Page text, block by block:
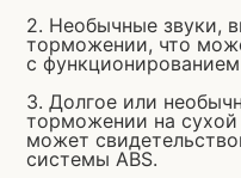
2. Необычные звуки,
торможении, что
с
3. Долгое или
торможении на
может
системы ABS.